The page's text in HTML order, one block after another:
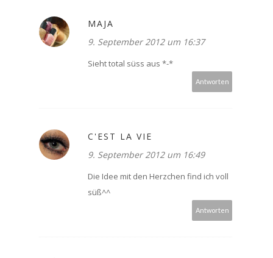
MAJA
9. September 2012 um 16:37
Sieht total süss aus *-*
Antworten
C'EST LA VIE
9. September 2012 um 16:49
Die Idee mit den Herzchen find ich voll
süß^^
Antworten